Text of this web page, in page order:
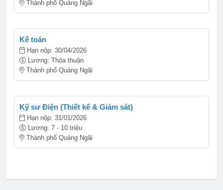
Thành phố Quảng Ngãi
Kế toán
Hạn nộp: 30/04/2026
Lương: Thỏa thuận
Thành phố Quảng Ngãi
Kỹ sư Điện (Thiết kế & Giám sát)
Hạn nộp: 31/01/2026
Lương: 7 - 10 triệu
Thành phố Quảng Ngãi